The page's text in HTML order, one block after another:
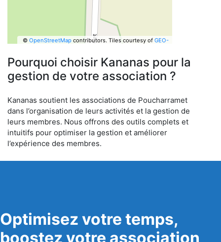
© OpenStreetMapcontributors. Tiles courtesy of GEO-
Pourquoi choisir Kananas pour la
gestion de votre association ?
Kananas soutient les associations de Poucharramet
dans l’organisation de leurs activités et la gestion de
leurs membres. Nous offrons des outils complets et
intuitifs pour optimiser la gestion et améliorer
l’expérience des membres.
Optimisez votre temps,
boostez votre association